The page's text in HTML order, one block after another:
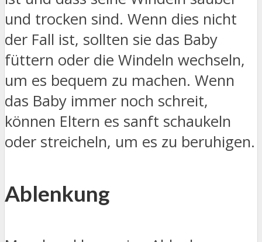
und trocken sind. Wenn dies nicht
der Fall ist, sollten sie das Baby
füttern oder die Windeln wechseln,
um es bequem zu machen. Wenn
das Baby immer noch schreit,
können Eltern es sanft schaukeln
oder streicheln, um es zu beruhigen.
Ablenkung